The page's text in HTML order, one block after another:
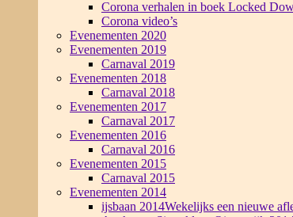
Corona verhalen in boek Locked
Corona video’s
Evenementen 2020
Evenementen 2019
Carnaval 2019
Evenementen 2018
Carnaval 2018
Evenementen 2017
Carnaval 2017
Evenementen 2016
Carnaval 2016
Evenementen 2015
Carnaval 2015
Evenementen 2014
ijsbaan 2014Wekelijks een nieuwe